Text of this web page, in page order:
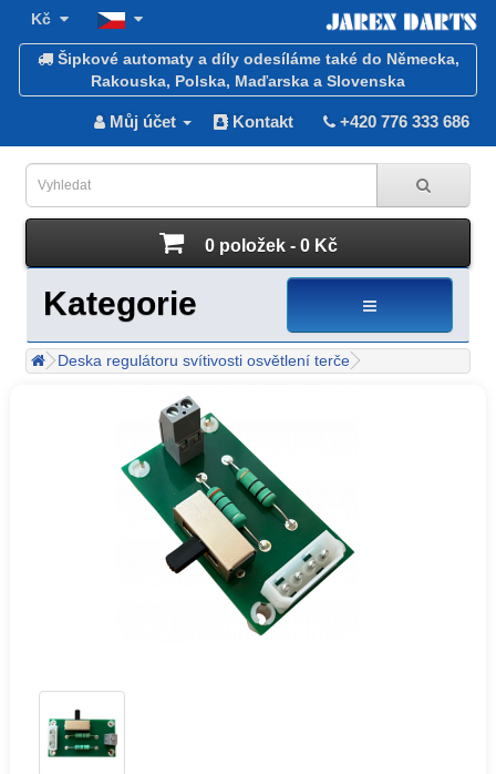
Kč
Šipkové automaty a díly odesíláme také do Německa,
Rakouska, Polska, Maďarska a Slovenska
Můj účet Kontakt +420 776 333 686
0 položek - 0 Kč
Kategorie
Deska regulátoru svítivosti osvětlení terče